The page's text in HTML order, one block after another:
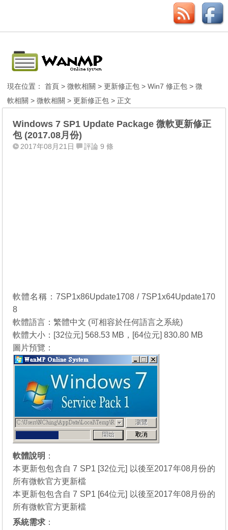
現在位置：首頁 >微軟相關 >更新修正包 >Win7 修正包 >微
軟相關 >微軟相關 >更新修正包 > 正文
Windows 7 SP1 Update Package 微軟更新修正
包 (2017.08月份)
2017年08月21日 評論 9 條
軟體名稱：7SP1x86Update1708 / 7SP1x64Update170
8
軟體語言：繁體中文 (可相容於任何語言之系統)
軟體大小：[32位元] 568.53 MB，[64位元] 830.80 MB
圖片預覽：
軟體說明 ：
本更新包包含自 7 SP1 [32位元] 以後至2017年08月份的
所有微軟官方更新檔
本更新包包含自 7 SP1 [64位元] 以後至2017年08月份的
所有微軟官方更新檔
系統需求 ：